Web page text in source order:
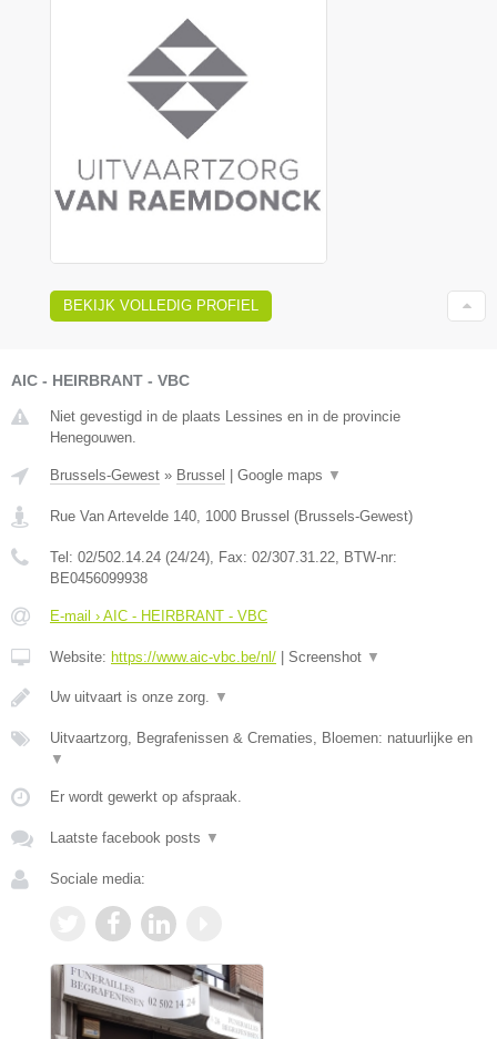
BEKIJK VOLLEDIG PROFIEL
AIC - HEIRBRANT - VBC
Niet gevestigd in de plaats Lessines en in de provincie
Henegouwen.
Brussels-Gewest » Brussel | Google maps ▼
Rue Van Artevelde 140 1000 Brussel (Brussels-Gewest)
Tel: 02/502.14.24 (24/24) , Fax: 02/307.31.22 , BTW-nr:
BE0456099938
E-mail › AIC - HEIRBRANT - VBC
Website: https://www.aic-vbc.be/nl/ | Screenshot ▼
Uw uitvaart is onze zorg. ▼
Uitvaartzorg, Begrafenissen & Crematies, Bloemen: natuurlijke en
▼
Er wordt gewerkt op afspraak.
Laatste facebook posts ▼
Sociale media: